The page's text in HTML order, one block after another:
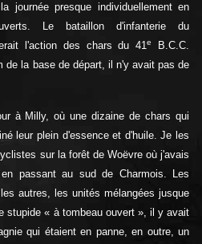
journée presque individuellement en
Le bataillon d'infanterie du
l'action des chars du 41e
B.C.C.
de la base de départ, il n'y avait pas de
à Milly, où une dizaine de chars qui
leur plein d'essence et d'huile. Je les
sur la forêt de Woëvre où j'avais
passant au sud de Charmois. Les
autres, les unités mélangées jusque
stupide « à tombeau ouvert », il y avait
qui étaient en panne, en outre, un